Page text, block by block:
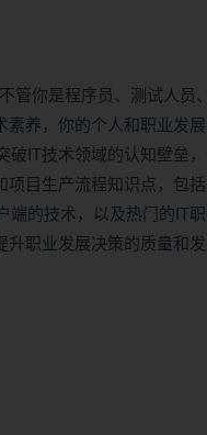
管你是程序员、测试人
素养，你的个人和职业发
破IT技术领域的认知壁垒
目生产流程知识点，包
端的技术，以及热门的IT
职业发展决策的质量和发